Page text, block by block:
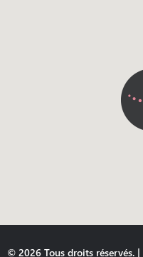
© 2026 Tous droits réservés. |